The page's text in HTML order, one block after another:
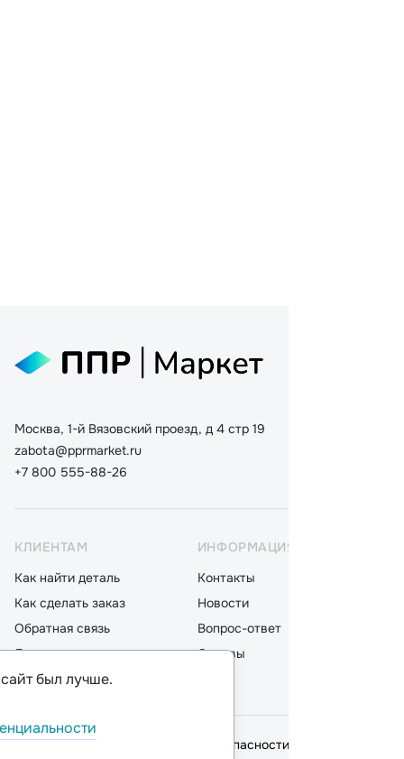
Москва, 1-й Вязовский проезд, д 4 стр 19
zabota@pprmarket.ru
+7 800 555-88-26
КЛИЕНТАМ
Как найти деталь
Как сделать заказ
Обратная связь
Доставка
Оплата
ИНФОРМАЦИЯ
Контакты
Новости
Вопрос-ответ
Отзывы
© 2026,ООО "ППР"
Политика безопасности
был лучше.